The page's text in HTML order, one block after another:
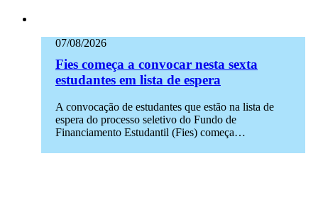
07/08/2026
Fies começa a convocar nesta sexta
estudantes em lista de espera
A convocação de estudantes que estão na lista de
espera do processo seletivo do Fundo de
Financiamento Estudantil (Fies) começa…